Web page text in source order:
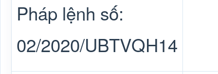
Pháp lệnh số:
02/2020/UBTVQH14